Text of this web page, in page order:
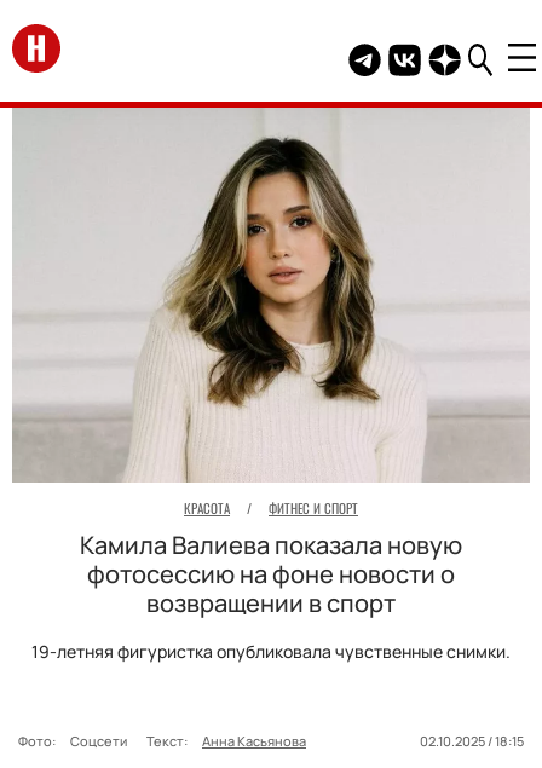
Перейти на главную
Telegram канал
Группа HELLO
Канал
КРАСОТА / ФИТНЕС И СПОРТ
Камила Валиева показала новую
фотосессию на фоне новости о
возвращении в спорт
19-летняя фигуристка опубликовала чувственные снимки.
Фото: Соцсети Текст: Анна Касьянова
02.10.2025 / 18:15